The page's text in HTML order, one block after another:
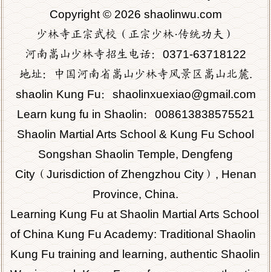
Copyright © 2026 shaolinwu.com
少林寺正宗武校（正宗少林·传统功夫）
河南嵩山少林寺招生电话：0371-63718122
地址：中国河南省嵩山少林寺风景区嵩山北麓.
shaolin Kung Fu：shaolinxuexiao@gmail.com
Learn kung fu in Shaolin： 008613838575521
Shaolin Martial Arts School & Kung Fu School
Songshan Shaolin Temple, Dengfeng
City（Jurisdiction of Zhengzhou City）, Henan
Province, China.
Learning Kung Fu at Shaolin Martial Arts School
of China Kung Fu Academy: Traditional Shaolin
Kung Fu training and learning, authentic Shaolin